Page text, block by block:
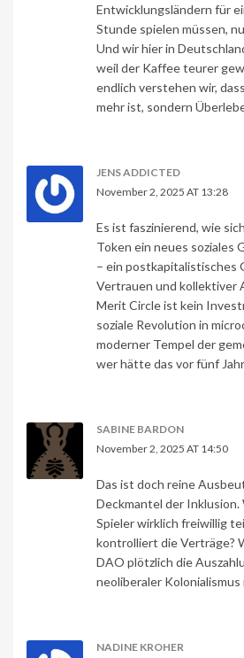
Entwicklungsländern für
Stunde spielen müssen,
Und wir hier in
weil der Kaffee teurer
endlich verstehen wir,
mehr ist, sondern
JENS ADDICTED
November 2, 2025 AT 13:28
Es ist faszinierend, wie
Token ein neues soziales
– ein postkapitalistisches
Vertrauen und kollektiver
Merit Circle ist kein
soziale Revolution in
moderner Tempel der
wer hätte das vor fünf
SABINE BARDON
November 2, 2025 AT 14:50
Das ist doch reine
Deckmantel der Inklusion.
Spieler wirklich freiwillig
kontrolliert die Verträge?
DAO plötzlich die
neoliberaler
NADINE KROHER